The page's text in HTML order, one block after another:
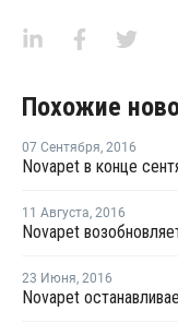
Похожие
07 Сентября, 2016
11 Августа, 2016
23 Июня, 2016